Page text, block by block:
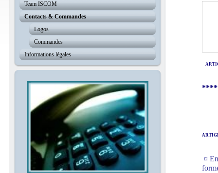
Team ISCOM
Contacts & Commandes
Logos
Commandes
Informations légales
¤